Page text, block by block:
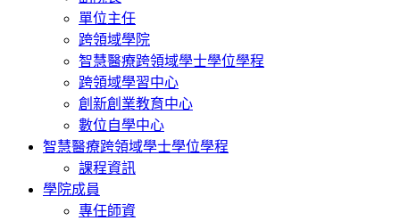
單位主任
跨領域學院
智慧醫療跨領域學士學位學程
跨領域學習中心
創新創業教育中心
數位自學中心
智慧醫療跨領域學士學位學程
課程資訊
學院成員
專任師資